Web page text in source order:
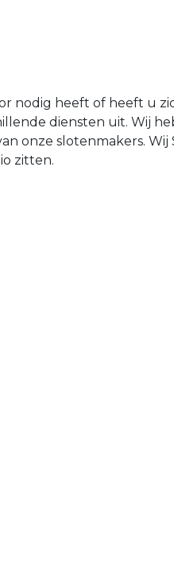
nodig heeft of heeft u
diensten uit. Wij
onze slotenmakers.
zitten.